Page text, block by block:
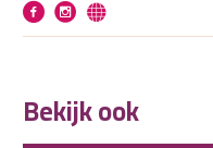
Bekijk ook